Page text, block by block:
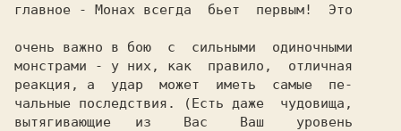
главное - Монах всегда  бьет  первым!  Это
очень важно в бою  с  сильными  одиночными
монстрами - у них, как  правило,  отличная
реакция, а  удар  может  иметь  самые  пе-
чальные последствия. (Есть даже  чудовища,
вытягивающие   из    Вас    Ваш    уровень